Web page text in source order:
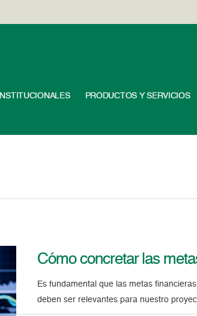
INSTITUCIONALES PRODUCTOS Y SERVICIOS
Cómo concretar las
Es fundamental que las metas
deben ser relevantes para nuestro